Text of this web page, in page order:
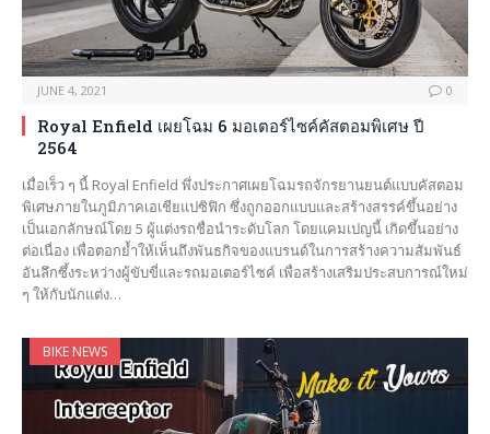
JUNE 4, 2021 0
Royal Enfield เผยโฉม 6 มอเตอร์ไซค์คัสตอมพิเศษ ปี
2564
เมื่อเร็ว ๆ นี้ Royal Enfield พึ่งประกาศเผยโฉมรถจักรยานยนต์แบบคัสตอม
พิเศษภายในภูมิภาคเอเชียแปซิฟิก ซึ่งถูกออกแบบและสร้างสรรค์ขึ้นอย่าง
เป็นเอกลักษณ์โดย 5 ผู้แต่งรถชื่อนำระดับโลก โดยแคมเปญนี้ เกิดขึ้นอย่าง
ต่อเนื่อง เพื่อตอกย้ำให้เห็นถึงพันธกิจของแบรนด์ในการสร้างความสัมพันธ์
อันลึกซึ้งระหว่างผู้ขับขี่และรถมอเตอร์ไซค์ เพื่อสร้างเสริมประสบการณ์ใหม่
ๆ ให้กับนักแต่ง…
BIKE NEWS